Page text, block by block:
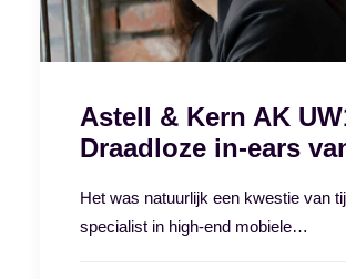
Astell & Kern AK
Draadloze in-ears
Het was natuurlijk een kwestie van
specialist in high-end mobiele…